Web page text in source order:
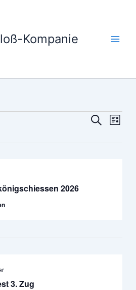
Kompanie
und
SucheListe
2026
3. Zug